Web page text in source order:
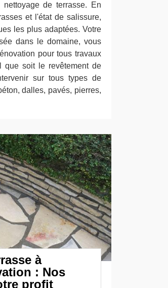
de terrasse. En
et l'état de salissure,
les plus adaptées. Votre
dans le domaine, vous
pour tous travaux
que soit le revêtement de
sur tous types de
dalles, pavés, pierres,
à
: Nos
profit